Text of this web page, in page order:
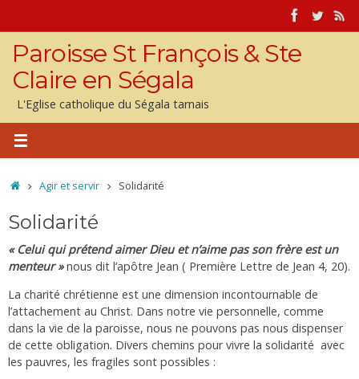
contenu
Paroisse St François & Ste
Claire en Ségala
L'Eglise catholique du Ségala tarnais
Accueil
Agir et servir Solidarité
Solidarité
« Celui qui prétend aimer Dieu et n’aime pas son frère est un
menteur »nous dit l’apôtre Jean ( Première Lettre de Jean 4, 20).
La charité chrétienne est une dimension incontournable de
l’attachement au Christ. Dans notre vie personnelle, comme
dans la vie de la paroisse, nous ne pouvons pas nous dispenser
de cette obligation. Divers chemins pour vivre la solidarité avec
les pauvres, les fragiles sont possibles :